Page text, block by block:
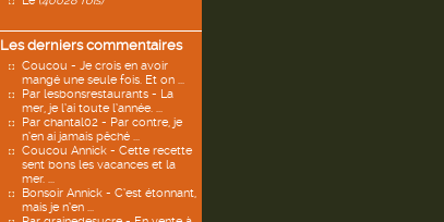
Les derniers commentaires
Coucou - Je crois en avoir
mangé une seule fois. Et on ...
Par lesbonsrestaurants - La
mer, je l’ai toute l’année. ...
Par chantal02 - Par contre, je
n’en ai jamais pêché ...
Coucou Annick - Cette recette
sent bons les vacances et la
mer. ...
Bonsoir Annick - C’est étonnant,
mais je n’en ...